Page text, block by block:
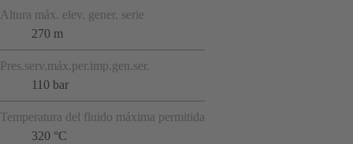
Altura máx. elev. gener. serie
270 m
Pres.serv.máx.per.imp.gen.ser.
110 bar
Temperatura del fluido máxima permitida
320 °C